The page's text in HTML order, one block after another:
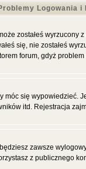
Logowania
zostałeś
się, nie zostałeś
forum, gdyż
się
itd. Rejestracja
zawsze
z publicznego